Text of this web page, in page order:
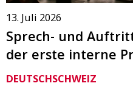
13. Juli 2026
Sprech- und
der erste interne
DEUTSCHSCHWEIZ